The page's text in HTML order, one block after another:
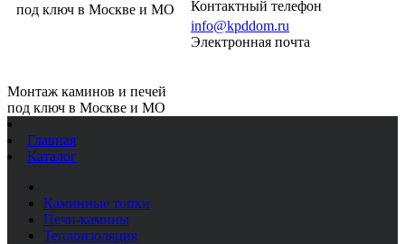
под ключ в Москве и МО
Контактный телефон
info@kpddom.ru
Электронная почта
Монтаж каминов и печей
под ключ в Москве и МО
Главная
Каталог
Каминные топки
Печи-камины
Теплоизоляция